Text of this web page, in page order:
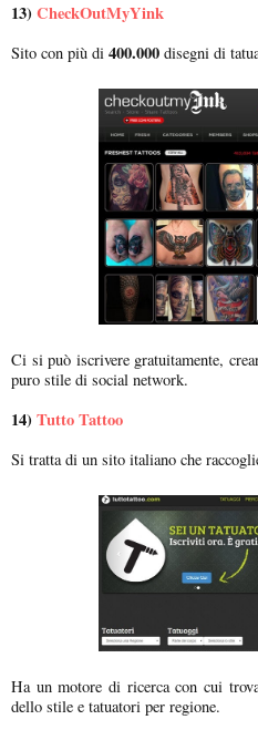
13)CheckOutMyYink
Sito con più di 400.000 disegni di
Ci si può iscrivere gratuitamente,
puro stile di social network.
14)Tutto Tattoo
Si tratta di un sito italiano che
Ha un motore di ricerca con cui
dello stile e tatuatori per regione.